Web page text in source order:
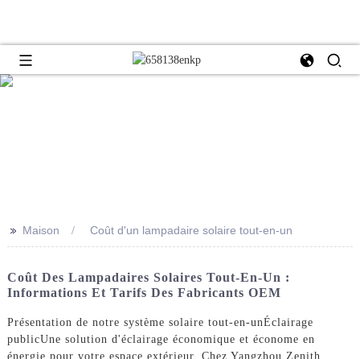
>> Maison Coût d'un lampadaire solaire tout-en-un
Coût Des Lampadaires Solaires Tout-En-Un :
Informations Et Tarifs Des Fabricants OEM
Présentation de notre système solaire tout-en-unÉclairage
publicUne solution d'éclairage économique et économe en
énergie pour votre espace extérieur. Chez Yangzhou Zenith